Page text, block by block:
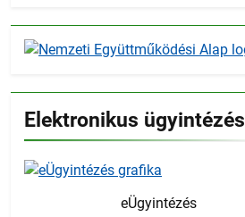
Elektronikus ügyintézés
eÜgyintézés